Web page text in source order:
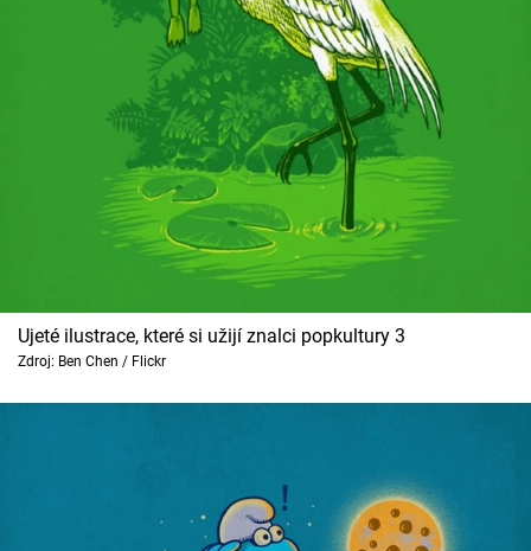
Ujeté ilustrace, které si užijí znalci popkultury 3
Zdroj: Ben Chen / Flickr